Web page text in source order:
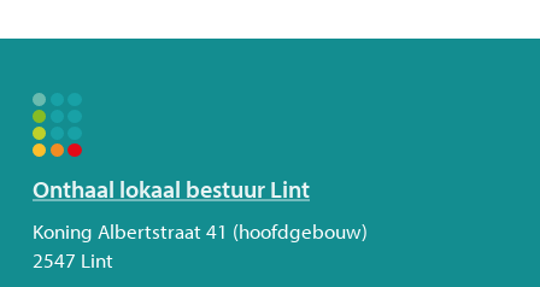
Volg
ons
Onthaal lokaal bestuur Lint
Adres
Koning Albertstraat 41 (hoofdgebouw)
2547 Lint